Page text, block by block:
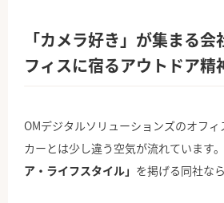
「カメラ好き」が集まる会
フィスに宿るアウトドア精
OMデジタルソリューションズのオフ
カーとは少し違う空気が流れています
ア・ライフスタイル」 を掲げる同社な